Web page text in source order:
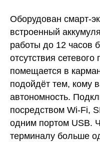
Оборудован смарт-
встроенный
работы до 12 часов
отсутствия
помещается в
подойдёт тем, кому
автономность.
посредством Wi-Fi,
одним портом USB.
терминалу больше